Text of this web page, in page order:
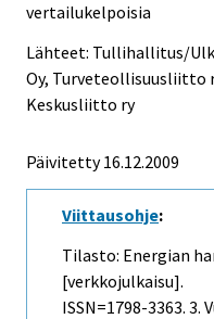
vertailukelpoisia
Lähteet: Tullihallitus/
Oy, Turveteollisuusliitto
Keskusliitto ry
Päivitetty16.12.2009
Viittausohje:
Tilasto: Energian
[verkkojulkaisu].
ISSN=1798-3363. 3.